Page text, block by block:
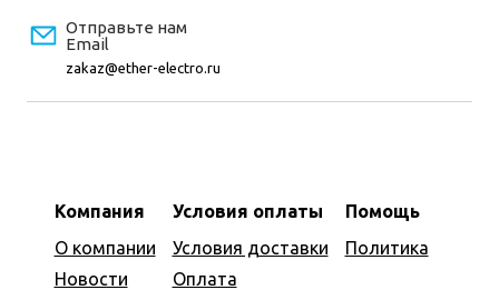
Отправьте нам
Email
zakaz@ether-electro.ru
Компания
О компании
Новости
Условия оплаты
Условия доставки
Оплата
Помощь
Политика